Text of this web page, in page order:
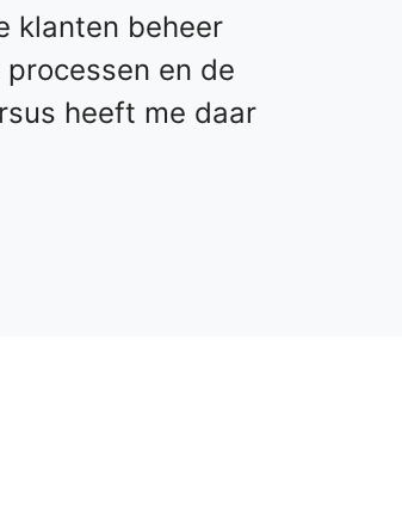
klanten beheer
en de
heeft me daar